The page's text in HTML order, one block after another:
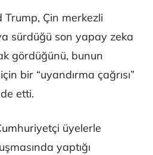
Trump, Çin merkezli
sürdüğü son yapay zeka
gördüğünü, bunun
bir “uyandırma çağrısı”
etti.
üyelerle
yaptığı